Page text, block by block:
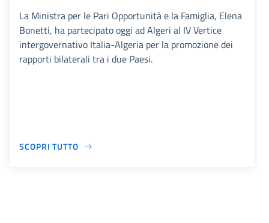
La Ministra per le Pari Opportunità e la Famiglia, Elena
Bonetti, ha partecipato oggi ad Algeri al IV Vertice
intergovernativo Italia-Algeria per la promozione dei
rapporti bilaterali tra i due Paesi.
SCOPRI TUTTO